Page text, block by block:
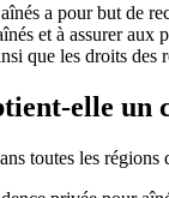
a pour but de
et à assurer
que les droits
elle
toutes les régions